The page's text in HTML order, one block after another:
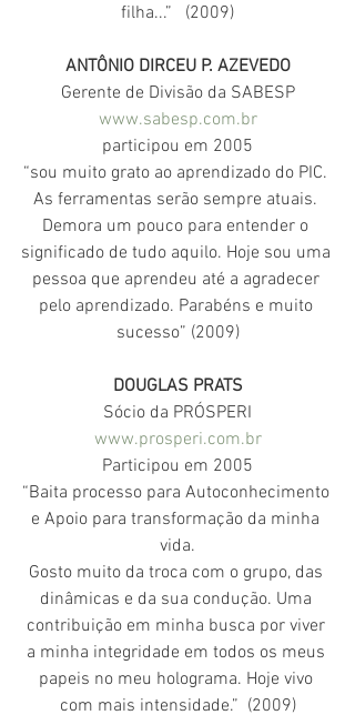
filha...”   (2009)
ANTÔNIO DIRCEU P. AZEVEDO
Gerente de Divisão da SABESP
www.sabesp.com.br
participou em 2005
“sou muito grato ao aprendizado do PIC.
As ferramentas serão sempre atuais.
Demora um pouco para entender o
significado de tudo aquilo. Hoje sou uma
pessoa que aprendeu até a agradecer
pelo aprendizado. Parabéns e muito
sucesso” (2009)
DOUGLAS PRATS
Sócio da PRÓSPERI
www.prosperi.com.br
Participou em 2005
“Baita processo para Autoconhecimento
e Apoio para transformação da minha
vida.
Gosto muito da troca com o grupo, das
dinâmicas e da sua condução. Uma
contribuição em minha busca por viver
a minha integridade em todos os meus
papeis no meu holograma. Hoje vivo
com mais intensidade.”  (2009)